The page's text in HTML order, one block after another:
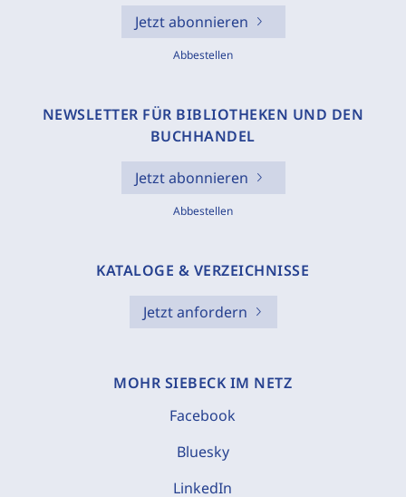
Jetzt abonnieren
Abbestellen
NEWSLETTER FÜR BIBLIOTHEKEN UND DEN
BUCHHANDEL
Jetzt abonnieren
Abbestellen
KATALOGE & VERZEICHNISSE
Jetzt anfordern
MOHR SIEBECK IM NETZ
Facebook
Bluesky
LinkedIn